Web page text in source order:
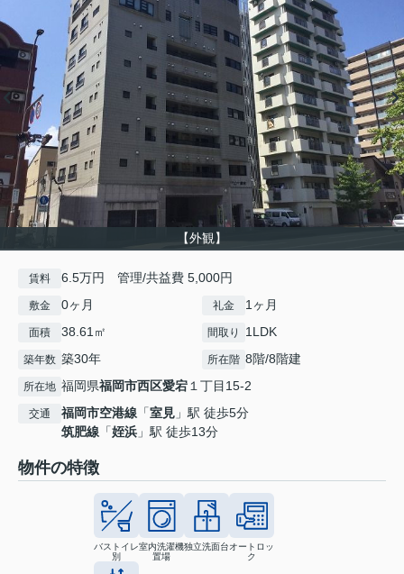
【外観】
賃料 6.5万円 管理/共益費 5,000円
敷金 0ヶ月 礼金 1ヶ月
面積 38.61㎡ 間取り 1LDK
築年数 築30年 所在階 8階/8階建
所在地 福岡県福岡市西区愛宕１丁目15-2
交通 福岡市空港線 「室見 」駅 徒歩5分
筑肥線 「姪浜 」駅 徒歩13分
物件の特徴
バストイレ
別
室内洗濯機
置場
独立洗面台オートロッ
ク